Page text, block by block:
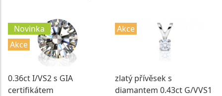
Novinka
Akce
0.36ct I/VS2 s GIA
certifikátem
Akce
zlatý přívěsek s
diamantem 0.43ct G/VVS1